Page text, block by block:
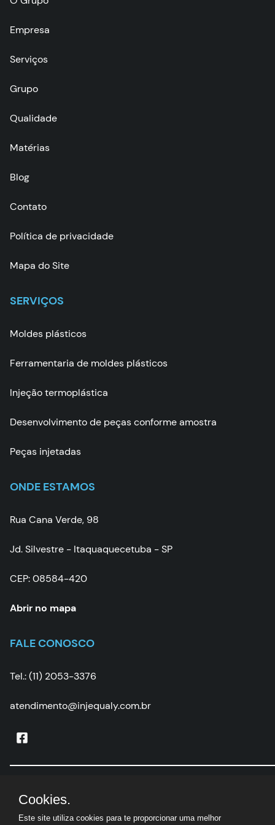
Empresa
Serviços
Grupo
Qualidade
Matérias
Blog
Contato
Política de privacidade
Mapa do Site
SERVIÇOS
Moldes plásticos
Ferramentaria de moldes plásticos
Injeção termoplástica
Desenvolvimento de peças conforme amostra
Peças injetadas
ONDE ESTAMOS
Rua Cana Verde, 98
Jd. Silvestre - Itaquaquecetuba - SP
CEP: 08584-420
Abrir no mapa
FALE CONOSCO
Tel.: (11) 2053-3376
atendimento@injequaly.com.br
Injequaly
direitos reservados
Cookies.
Este site utiliza cookies para te proporcionar uma melhor